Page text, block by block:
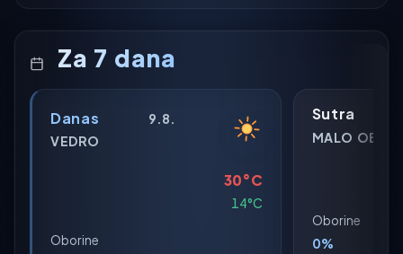
Za 7 dana
Danas
9.8.
VEDRO
30°C
14°C
Oborine
Sutra
MALO
Oborine
0%